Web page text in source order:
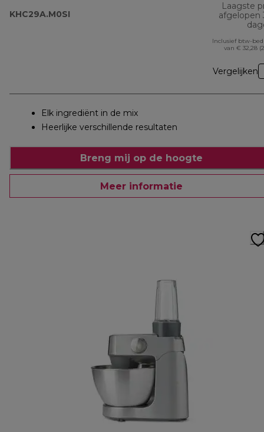
KHC29A.M0SI
Laagste
afgelopen
Inclusief btw-
van € 32,28
Vergelijken
Elk ingrediënt in de mix
Heerlijke verschillende resultaten
Breng mij op de hoogte
Meer informatie